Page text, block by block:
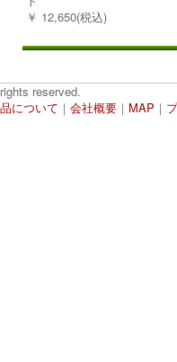
￥ 12,650(税込)
reserved.
について ｜ 会社概要 ｜ MAP ｜